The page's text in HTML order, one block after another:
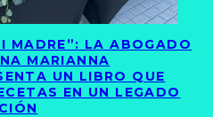
MADRE”: LA ABOGADO
MARIANNA
UN LIBRO QUE
EN UN LEGADO